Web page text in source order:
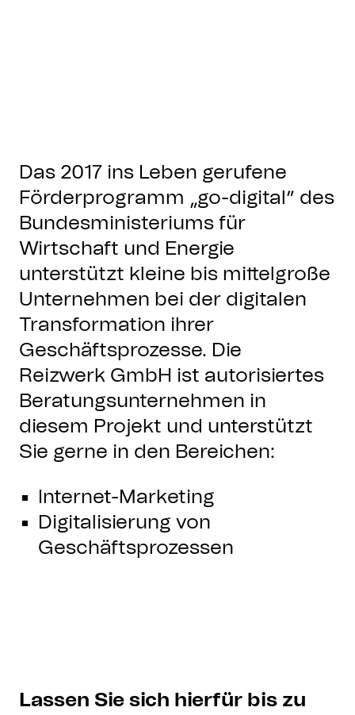
Das 2017 ins Leben gerufene
Förderprogramm „go-digital” des
Bundesministeriums für
Wirtschaft und Energie
unterstützt kleine bis mittelgroße
Unternehmen bei der digitalen
Transformation ihrer
Geschäftsprozesse. Die
Reizwerk GmbH ist autorisiertes
Beratungsunternehmen in
diesem Projekt und unterstützt
Sie gerne in den Bereichen:
Internet-Marketing
Digitalisierung von
Geschäftsprozessen
Lassen Sie sich hierfür bis zu